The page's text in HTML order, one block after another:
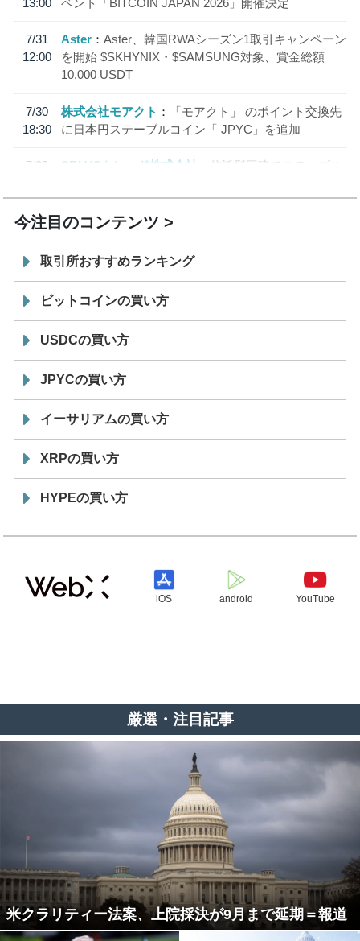
7/31
12:00
Aster
Aster、韓国RWAシーズン1取引キャンペーン
を開始 $SKHYNIX・$SAMSUNG対象、賞金総額
10,000 USDT
7/30
18:30
株式会社モアクト
「モアクト」 のポイント交換先
に日本円ステーブルコイン「 JPYC」を追加
7/29
SBI VCトレード株式会社
信託型円建てステーブル
今注目のコンテンツ
取引所おすすめランキング
ビットコインの買い方
USDCの買い方
JPYCの買い方
イーサリアムの買い方
XRPの買い方
HYPEの買い方
iOS android YouTube
厳選・注目記事
米クラリティー法案、上院採決が9月まで延期＝報道